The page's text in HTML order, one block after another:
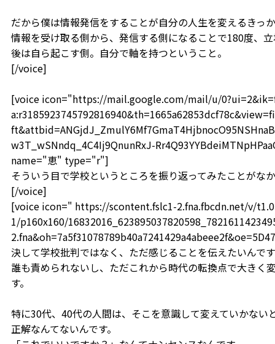
だから僕は情報発信をすることが自分の人生を変えるきっ
情報を受け取る側から、発信する側になることで180度、
後は自ら起こす側。自分で軸を持つということ。
[/voice]
[voice icon="https://mail.google.com/mail/u/
w3T_wSNndq_4C4Ij9QnunRxJ-
name="恵" type="r"]
そういう目で学校というところを振り返ってみたことがな
[/voice]
[voice icon=" https://scontent.fslc1-2.fna.fbcdn.net/v/
1/p160x160/
決して学校批判ではなく、ただ感じることを伝えたいんで
誰も責められないし、ただこれから時代の転換点で大きく
す。
特に30代、40代の人間は、そこを意識して変えていかない
正解なんてないんです。